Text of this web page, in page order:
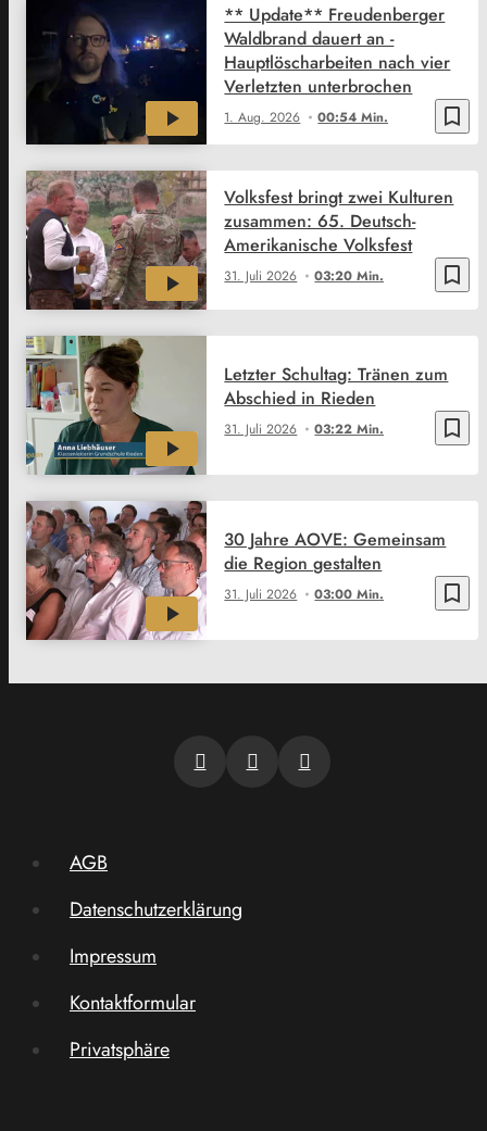
bookmark_border
1. Aug. 2026 00:54 Min.
** Update** Freudenberger
Waldbrand dauert an -
Hauptlöscharbeiten nach vier
Verletzten unterbrochen
bookmark_border
31. Juli 2026 03:20 Min.
Volksfest bringt zwei Kulturen
zusammen: 65. Deutsch-
Amerikanische Volksfest
bookmark_border
31. Juli 2026 03:22 Min.
Letzter Schultag: Tränen zum
Abschied in Rieden
bookmark_border
31. Juli 2026 03:00 Min.
30 Jahre AOVE: Gemeinsam
die Region gestalten
AGB
Datenschutzerklärung
Impressum
Kontaktformular
Privatsphäre